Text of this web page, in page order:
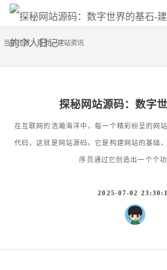
当前位置：首页>>建站资讯
探秘网站源码：数字
在互联网的浩瀚海洋中，每一个精彩纷呈的网
代码，这就是网站源码。它是构建网站的基础
序员通过它创造出一个个功
2025-07-02